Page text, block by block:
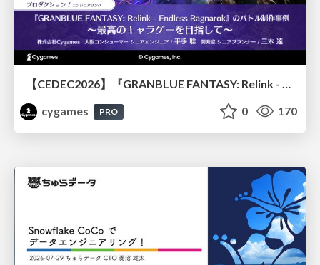
【CEDEC2026】『GRANBLUE FANTASY: Relink - Endless Ragnarok』のバトル制作事例 ～最高のキャラゲーを目指して～
cygames
PRO 0 170